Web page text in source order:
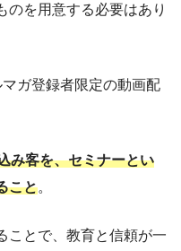
のを用意する必要はあり
ガ登録者限定の動画配
み客を、セミナーとい
こと。
ことで、教育と信頼が一